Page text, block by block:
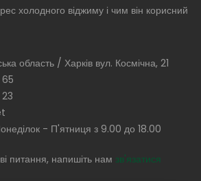
холодного віджиму і чим він корисний
область / Харків вул. Космічна, 21
- П'ятниця з 9.00 до 18.00
питання, напишіть нам зв'язатися